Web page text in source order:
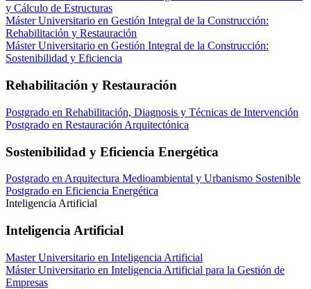
y Cálculo de Estructuras
Máster Universitario en Gestión Integral de la Construcción:
Rehabilitación y Restauración
Máster Universitario en Gestión Integral de la Construcción:
Sostenibilidad y Eficiencia
Rehabilitación y Restauración
Postgrado en Rehabilitación, Diagnosis y Técnicas de Intervención
Postgrado en Restauración Arquitectónica
Sostenibilidad y Eficiencia Energética
Postgrado en Arquitectura Medioambiental y Urbanismo Sostenible
Postgrado en Eficiencia Energética
Inteligencia Artificial
Inteligencia Artificial
Master Universitario en Inteligencia Artificial
Máster Universitario en Inteligencia Artificial para la Gestión de
Empresas